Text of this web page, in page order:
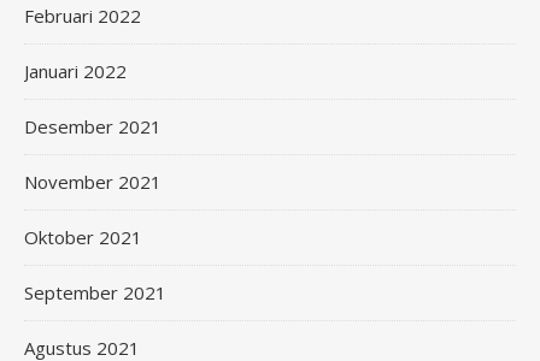
Februari 2022
Januari 2022
Desember 2021
November 2021
Oktober 2021
September 2021
Agustus 2021